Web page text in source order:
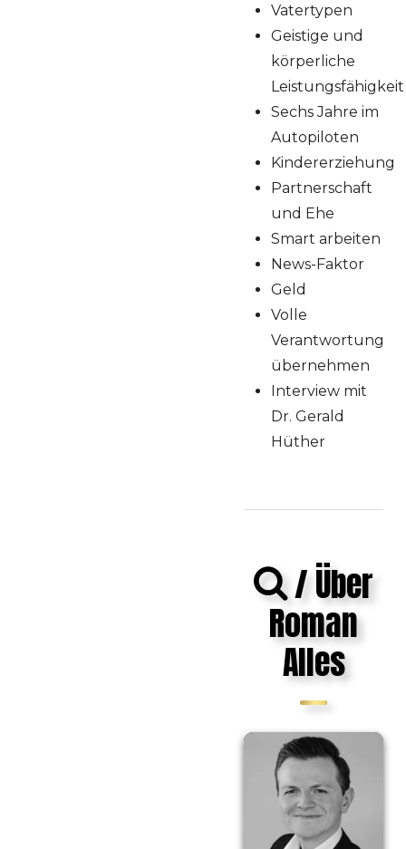
Vatertypen
Geistige und
körperliche
Leistungsfähigkeit
Sechs Jahre im
Autopiloten
Kindererziehung
Partnerschaft
und Ehe
Smart arbeiten
News-Faktor
Geld
Volle
Verantwortung
übernehmen
Interview mit
Dr. Gerald
Hüther
/ Über
Roman
Alles